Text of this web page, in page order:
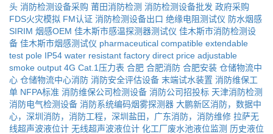
头 消防检测设备采购 莆田消防检测 消防检测设备批发 政府采购
FDS火灾模拟 FM认证 消防检测设备出口 绝缘电阻测试仪 防水烟感
SIRIM 烟感OEM 佳木斯市感温探测器测试仪 佳木斯市消防检测设
备 佳木斯市烟感测试仪 pharmaceutical compatible extendable
test pole IP54 water resistant factory direct price adjustable
smoke output 4G Cat.1压力表 合肥 合肥消防 合肥安装 仓储物流中
心 仓储物流中心消防 消防安全评估设备 末端试水装置 消防维保工
单 NFPA标准 消防维保公司检测设备 消防公司招投标 天津消防检测
消防电气检测设备 消防系统编码烟雾探测器 大鹏新区消防，数据中
心，深圳消防，消防工程，深圳盐田，广东消防，消防维修 拉萨无
线超声波液位计 无线超声波液位计 化工厂废水池液位监测 历史液位